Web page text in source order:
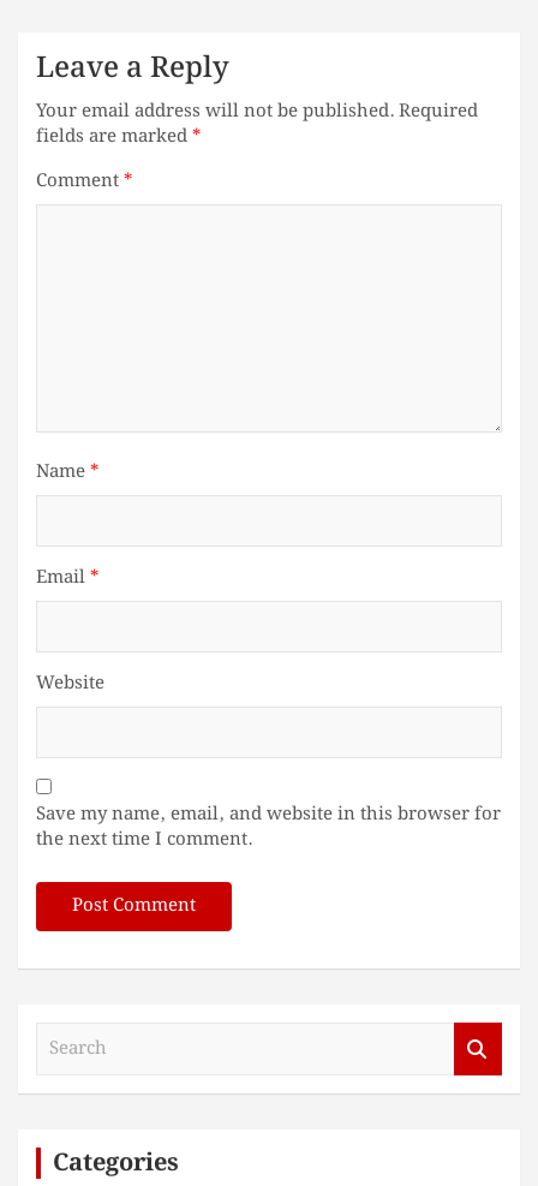
Leave a Reply
Your email address will not be published.Required
fields are marked*
Comment*
Name*
Email*
Website
Save my name, email, and website in this browser for
the next time I comment.
Categories